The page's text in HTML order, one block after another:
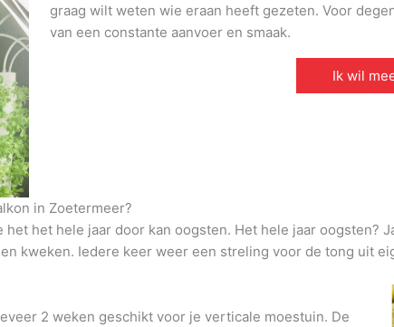
graag wilt weten wie eraan heeft gezeten. Voor
van een constante aanvoer en smaak.
Ik wil
in Zoetermeer?
het hele jaar door kan oogsten. Het hele jaar oogsten?
kweken. Iedere keer weer een streling voor de tong uit
2 weken geschikt voor je verticale moestuin. De